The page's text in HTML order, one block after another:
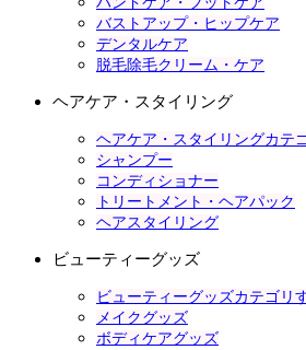
バストアップ・ヒップケア
デンタルケア
脱毛除毛クリーム・ケア
ヘアケア・スタイリング
ヘアケア・スタイリングカテ
シャンプー
コンディショナー
トリートメント・ヘアパック
ヘアスタイリング
ビューティーグッズ
ビューティーグッズカテゴリ
メイクグッズ
ボディケアグッズ